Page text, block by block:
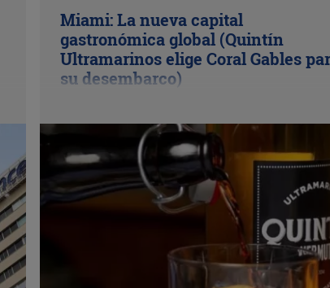
Miami: La nueva capital
gastronómica global (Quintín
Ultramarinos elige Coral Gables
su desembarco)